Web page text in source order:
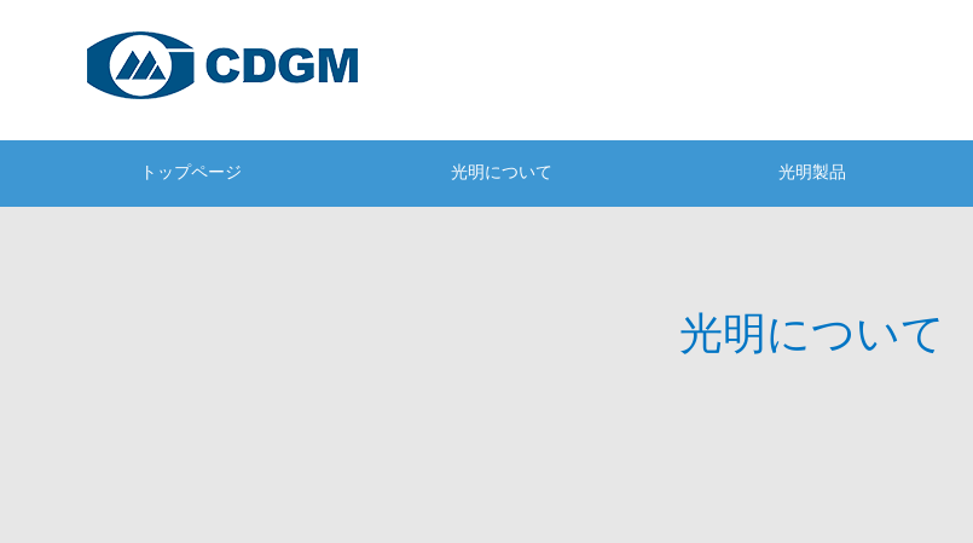
トップページ 光明について 光明製品
光明について